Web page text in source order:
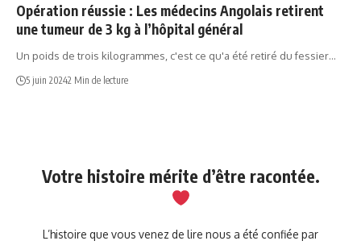
Opération réussie : Les médecins Angolais retirent
une tumeur de 3 kg à l’hôpital général
Un poids de trois kilogrammes, c'est ce qu'a été retiré du fessier…
5 juin 20242 Min de lecture
Votre histoire mérite d’être racontée.
L’histoire que vous venez de lire nous a été confiée par